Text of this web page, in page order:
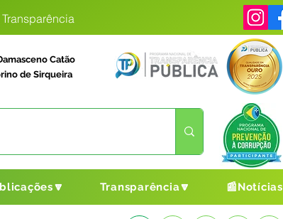
Catão
de Sirqueira
Transparência🔽 📰Notícias